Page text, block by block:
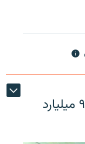
بانک مرکزی ایران گم شدن ۹ میلیارد